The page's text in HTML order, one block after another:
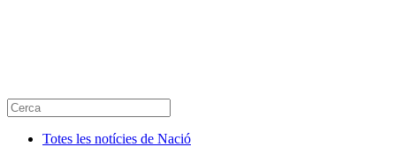
Totes les notícies de Nació